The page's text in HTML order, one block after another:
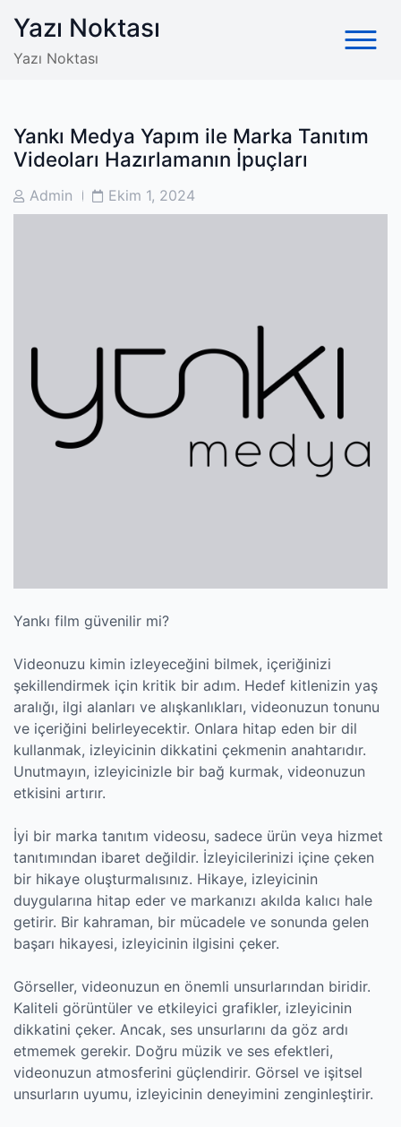
content
Yazı Noktası
Yazı Noktası
Yankı Medya Yapım ile Marka Tanıtım
Videoları Hazırlamanın İpuçları
Post
Author
Admin
Post
Date
Ekim 1, 2024
Yankı film güvenilir mi?
Videonuzu kimin izleyeceğini bilmek, içeriğinizi
şekillendirmek için kritik bir adım. Hedef kitlenizin yaş
aralığı, ilgi alanları ve alışkanlıkları, videonuzun tonunu
ve içeriğini belirleyecektir. Onlara hitap eden bir dil
kullanmak, izleyicinin dikkatini çekmenin anahtarıdır.
Unutmayın, izleyicinizle bir bağ kurmak, videonuzun
etkisini artırır.
İyi bir marka tanıtım videosu, sadece ürün veya hizmet
tanıtımından ibaret değildir. İzleyicilerinizi içine çeken
bir hikaye oluşturmalısınız. Hikaye, izleyicinin
duygularına hitap eder ve markanızı akılda kalıcı hale
getirir. Bir kahraman, bir mücadele ve sonunda gelen
başarı hikayesi, izleyicinin ilgisini çeker.
Görseller, videonuzun en önemli unsurlarından biridir.
Kaliteli görüntüler ve etkileyici grafikler, izleyicinin
dikkatini çeker. Ancak, ses unsurlarını da göz ardı
etmemek gerekir. Doğru müzik ve ses efektleri,
videonuzun atmosferini güçlendirir. Görsel ve işitsel
unsurların uyumu, izleyicinin deneyimini zenginleştirir.